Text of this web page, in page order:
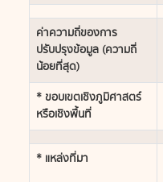
ค่าความถี่ของการ
ปรับปรุงข้อมูล (ความถี่
น้อยที่สุด)
* ขอบเขตเชิงภูมิศาสตร์
หรือเชิงพื้นที่
* แหล่งที่มา